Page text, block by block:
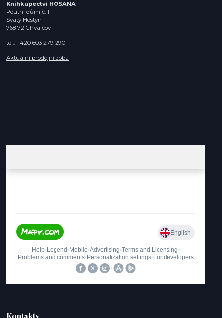
Knihkupectví HOSANA
Poutní dům č. 1
Svatý Hostýn
768 72 Chvalčov
tel.: +420 603 279 290
Aktuální prodejní doba
Kontakty